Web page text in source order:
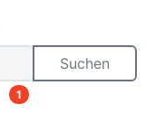
Navigation
Suchen
1